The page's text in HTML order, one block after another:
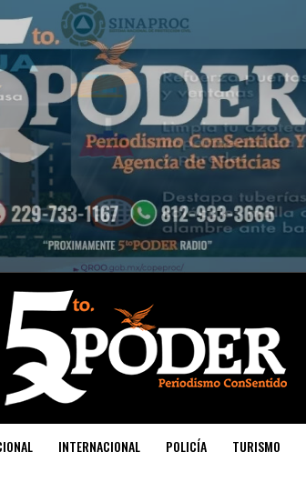
INTERNACIONAL POLICÍA TURISMO